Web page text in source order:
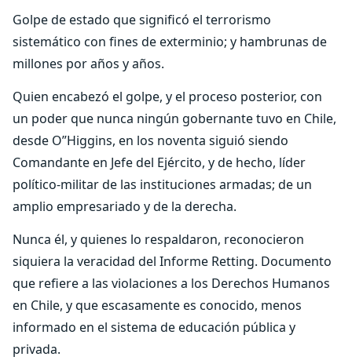
Golpe de estado que significó el terrorismo
sistemático con fines de exterminio; y hambrunas de
millones por años y años.
Quien encabezó el golpe, y el proceso posterior, con
un poder que nunca ningún gobernante tuvo en Chile,
desde O”Higgins, en los noventa siguió siendo
Comandante en Jefe del Ejército, y de hecho, líder
político-militar de las instituciones armadas; de un
amplio empresariado y de la derecha.
Nunca él, y quienes lo respaldaron, reconocieron
siquiera la veracidad del Informe Retting. Documento
que refiere a las violaciones a los Derechos Humanos
en Chile, y que escasamente es conocido, menos
informado en el sistema de educación pública y
privada.